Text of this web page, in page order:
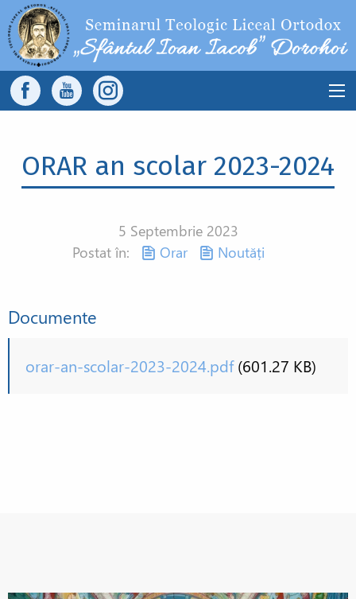
Sari la conținutul principal
Main
ORAR an scolar 2023-2024
5 Septembrie 2023
Postat în:
Orar Noutăți
Documente
orar-an-scolar-2023-2024.pdf (601.27 KB)